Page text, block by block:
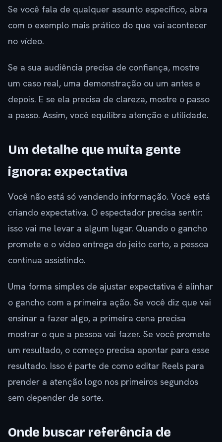
Se você fala de qualquer assunto específico, abra
com o exemplo mais prático do que vai acontecer
no vídeo.
Se a sua audiência precisa de confiança, mostre
um caso real, uma demonstração ou um antes e
depois. E se ela precisa de clareza, mostre o passo
a passo. Assim, você equilibra atenção e utilidade.
Um detalhe que muita gente
ignora: expectativa
Você não está só vendendo informação. Você está
criando expectativa. O espectador precisa sentir:
isso vai me levar a algum lugar. Quando o gancho
promete e o vídeo entrega do jeito certo, a pessoa
continua assistindo.
Uma forma simples de ajustar expectativa é alinhar
o gancho com a primeira ação. Se você diz que vai
ensinar a fazer algo, a primeira cena precisa
mostrar o que a pessoa vai fazer. Se você promete
um resultado, o começo precisa apontar para esse
resultado. Isso é parte de como editar Reels para
prender a atenção logo nos primeiros segundos
sem depender de sorte.
Onde buscar referência de